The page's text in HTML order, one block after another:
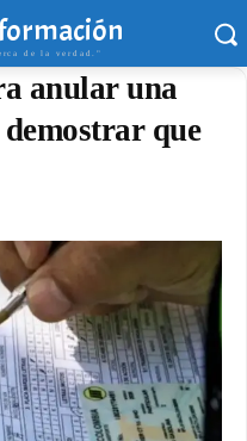
de la verdad."
anular una
que